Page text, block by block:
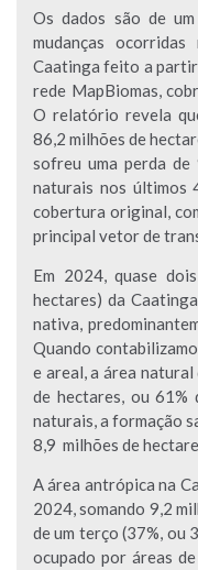
Os dados são de
mudanças
Caatinga feito a partir
rede MapBiomas,
O relatório revela
86,2 milhões de
sofreu uma perda de
naturais nos últimos
cobertura original,
principal vetor de
Em 2024, quase
hectares) da
nativa,
Quando
e areal, a área
de hectares, ou
naturais, a formação
8,9 milhões de
A área antrópica na
2024, somando 9,2
de um terço (37%, ou
ocupado por áreas